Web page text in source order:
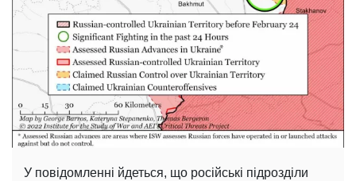
У повідомленні йдеться, що російські підрозділи